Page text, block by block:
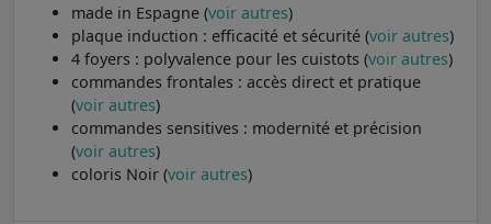
made in Espagne (voir autres)
plaque induction : efficacité et sécurité (voir autres)
4 foyers : polyvalence pour les cuistots (voir autres)
commandes frontales : accès direct et pratique
(voir autres)
commandes sensitives : modernité et précision
(voir autres)
coloris Noir (voir autres)